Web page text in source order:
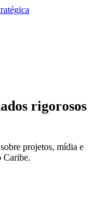
rigorosos
projetos, mídia e
Caribe.